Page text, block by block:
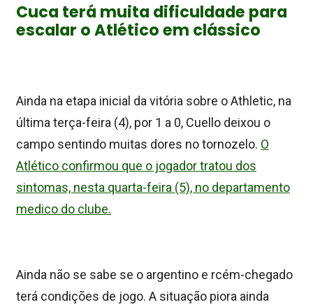
Cuca terá muita dificuldade para
escalar o Atlético em clássico
Ainda na etapa inicial da vitória sobre o Athletic, na
última terça-feira (4), por 1 a 0, Cuello deixou o
campo sentindo muitas dores no tornozelo. O
Atlético confirmou que o jogador tratou dos
sintomas, nesta quarta-feira (5), no departamento
medico do clube.
Ainda não se sabe se o argentino e rcém-chegado
terá condições de jogo. A situação piora ainda